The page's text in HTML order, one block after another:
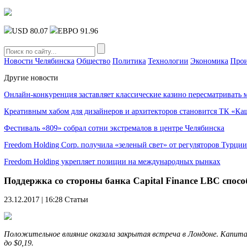
USD 80.07 ЕВРО 91.96
Новости Челябинска Общество Политика Технологии Экономика
Другие новости
Онлайн-конкуренция заставляет классические казино пересматривать
Креативным хабом для дизайнеров и архитекторов становится ТК
Фестиваль «809» собрал сотни экстремалов в центре Челябинска
Freedom Holding Corp. получила «зеленый свет» от регуляторов
Freedom Holding укрепляет позиции на международных рынках
Поддержка со стороны банка Capital Finance LBC
23.12.2017 | 16:28 Статьи
Положительное влияние оказала закрытая встреча в Лондоне.
до $0,19.